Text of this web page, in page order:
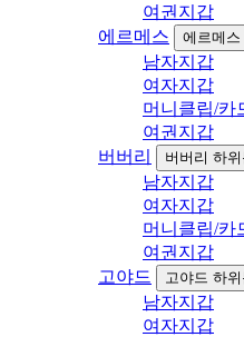
여권지갑
에르메스
에르메스
남자지갑
여자지갑
머니클립/카
여권지갑
버버리
버버리 하
남자지갑
여자지갑
머니클립/카
여권지갑
고야드
고야드 하
남자지갑
여자지갑